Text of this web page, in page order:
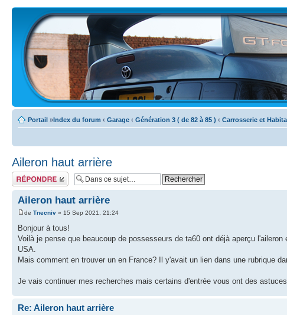
Portail »Index du forum ‹ Garage ‹ Génération 3 ( de 82 à 85 ) ‹ Carrosserie et
Aileron haut arrière
Écrire un
commentaire
Aileron haut arrière
de Tnecniv » 15 Sep 2021, 21:24
Bonjour à tous!
Voilà je pense que beaucoup de possesseurs de ta60 ont déjà aperçu
USA.
Mais comment en trouver un en France? Il y'avait un lien dans une rubrique
Je vais continuer mes recherches mais certains d'entrée vous ont des
Re: Aileron haut arrière